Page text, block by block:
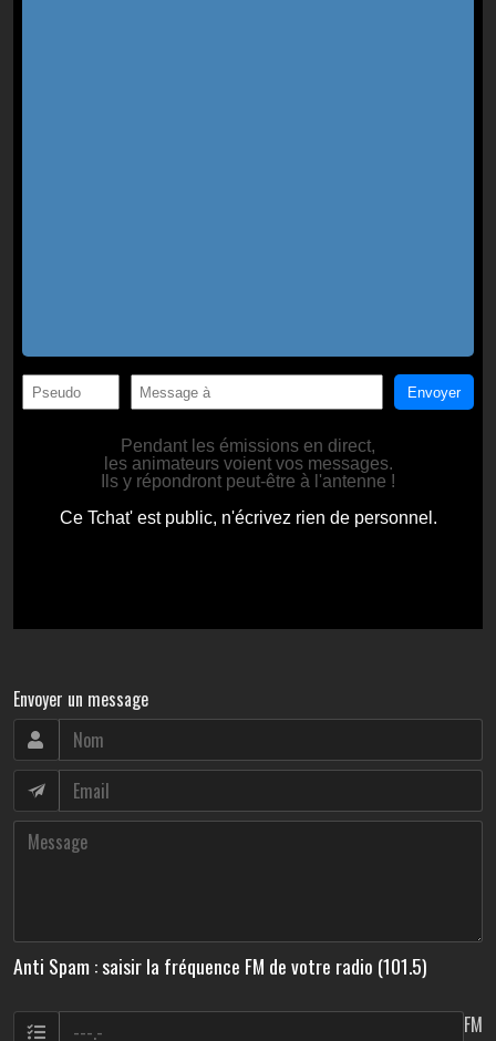
Envoyer un message
Anti Spam : saisir la fréquence FM de votre radio (101.5)
FM